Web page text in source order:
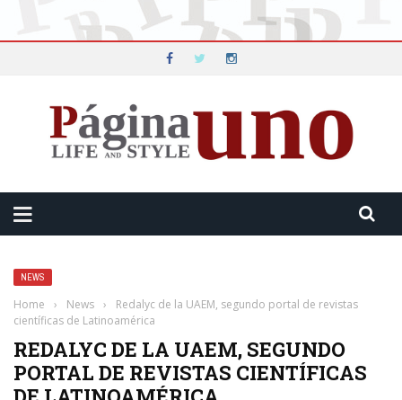
NEWS
Home › News ›
Redalyc de la UAEM, segundo portal de revistas
científicas de Latinoamérica
REDALYC DE LA UAEM, SEGUNDO
PORTAL DE REVISTAS CIENTÍFICAS